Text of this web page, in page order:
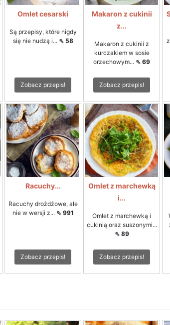
Omlet cesarski
Są przepisy, które nigdy
się nie nudzą i... ⇖ 58
Zobacz przepis!
Makaron z cukinii
z...
Makaron z cukinii z
kurczakiem w sosie
orzechowym... ⇖ 69
Zobacz przepis!
Racuchy...
Racuchy drożdżowe, ale
nie w wersji z... ⇖ 991
Zobacz przepis!
Omlet z marchewką
i...
Omlet z marchewką i
cukinią oraz suszonymi...
⇖ 89
Zobacz przepis!